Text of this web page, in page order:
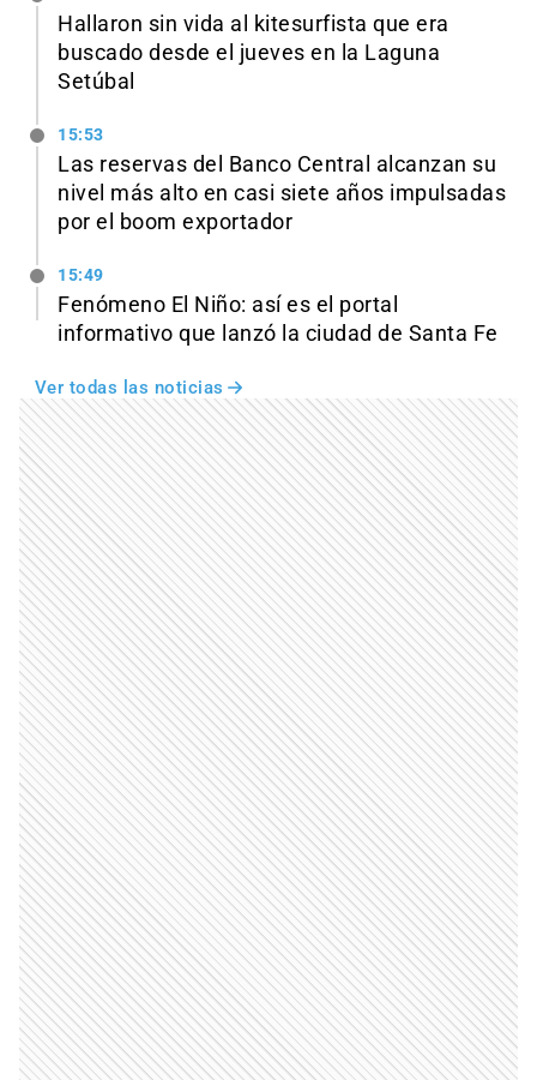
Hallaron sin vida al kitesurfista que era
buscado desde el jueves en la Laguna
Setúbal
15:53
Las reservas del Banco Central alcanzan su
nivel más alto en casi siete años impulsadas
por el boom exportador
15:49
Fenómeno El Niño: así es el portal
informativo que lanzó la ciudad de Santa Fe
Ver todas las noticias